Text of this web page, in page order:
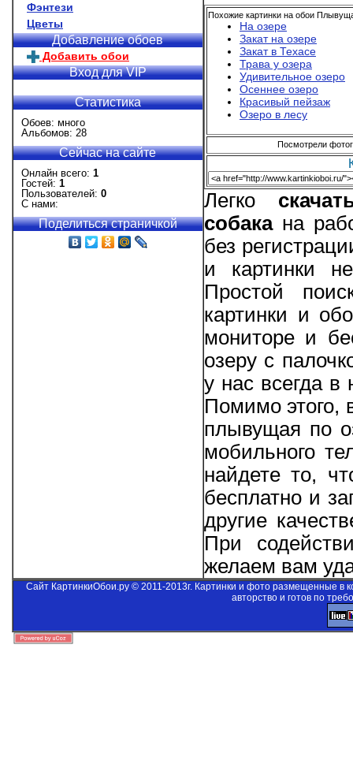
Фэнтези
Цветы
Добавление обоев
Добавить обои
Вход для VIP
Статистика
Обоев: много
Альбомов: 28
Сейчас на сайте
Онлайн всего: 1
Гостей: 1
Пользователей: 0
С нами:
Поделиться страничкой
Похожие картинки на обои
На озере
Закат на озере
Закат в Техасе
Трава у озера
Удивительное озеро
Осеннее озеро
Красивый пейзаж
Озеро в лесу
Посмотрели
Легко
собакана
без
и картинки
Простой
картинки и
мониторе и
озеру с
у нас всегда
Помимо этого,
плывущая по
мобильного
найдете то,
бесплатно и
другие
При
желаем вам
Сайт КартинкиОбои.ру © 2011-2013г. Картинки и фото размещенные в
авторство и готов по